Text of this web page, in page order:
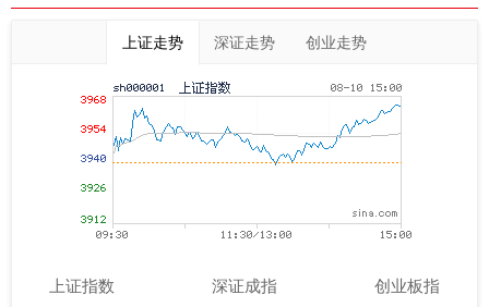
上证走势 深证走势 创业走势
上证指数 深证成指 创业板指